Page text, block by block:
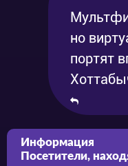
но
портят
Информация
Посетители,